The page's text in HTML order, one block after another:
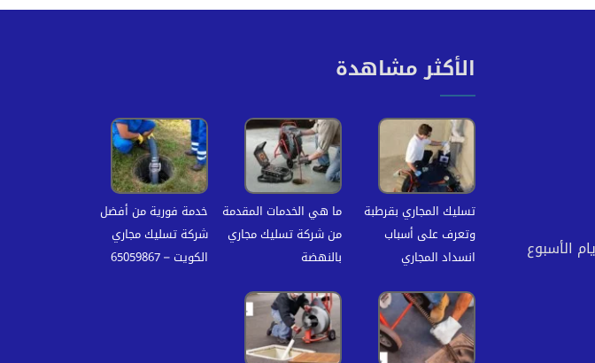
الأكثر مشاهدة
تسليك المجاري بقرطبة
وتعرف على أسباب
انسداد المجاري
ما هي الخدمات المقدمة
من شركة تسليك مجاري
بالنهضة
خدمة فورية من أفضل
شركة تسليك مجاري
الكويت – 65059867